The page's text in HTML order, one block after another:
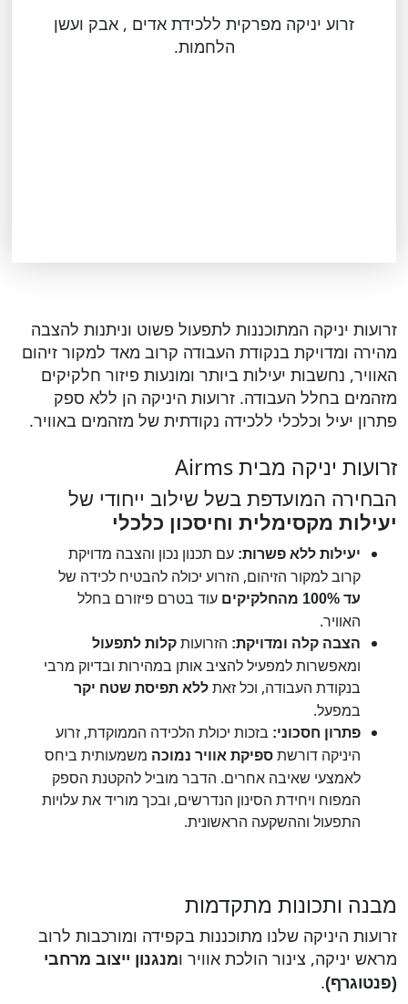
זרוע יניקה מפרקית ללכידת אדים , אבק ועשן
הלחמות.
זרועות יניקה המתוכננות לתפעול פשוט וניתנות להצבה
מהירה ומדויקת בנקודת העבודה קרוב מאד למקור זיהום
האוויר, נחשבות יעילות ביותר ומונעות פיזור חלקיקים
מזהמים בחלל העבודה. זרועות היניקה הן ללא ספק
פתרון יעיל וכלכלי ללכידה נקודתית של מזהמים באוויר.
זרועות יניקה מבית Airms
הבחירה המועדפת בשל שילוב ייחודי של
יעילות מקסימלית וחיסכון כלכלי
יעילות ללא פשרות: עם תכנון נכון והצבה מדויקת
קרוב למקור הזיהום, הזרוע יכולה להבטיח לכידה של
עד 100% מהחלקיקים
עוד בטרם פיזורם בחלל
האוויר.
הצבה קלה ומדויקת: הזרועות קלות לתפעול
ומאפשרות למפעיל להציב אותן במהירות ובדיוק מרבי
בנקודת העבודה, וכל זאת ללא תפיסת שטח יקר
במפעל.
פתרון חסכוני: בזכות יכולת הלכידה הממוקדת, זרוע
היניקה דורשת ספיקת אוויר נמוכה משמעותית ביחס
לאמצעי שאיבה אחרים. הדבר מוביל להקטנת הספק
המפוח ויחידת הסינון הנדרשים, ובכך מוריד את עלויות
התפעול וההשקעה הראשונית.
מבנה ותכונות מתקדמות
זרועות היניקה שלנו מתוכננות בקפידה ומורכבות לרוב
מראש יניקה, צינור הולכת אוויר ומנגנון ייצוב מרחבי
(פנטוגרף).